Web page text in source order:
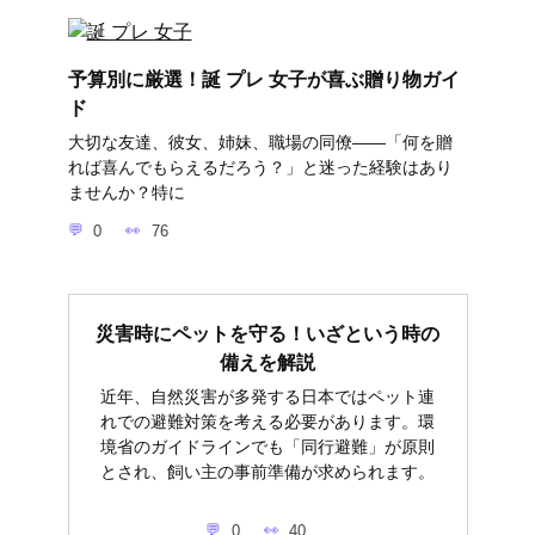
予算別に厳選！誕 プレ 女子が喜ぶ贈り物ガイ
ド
大切な友達、彼女、姉妹、職場の同僚――「何を贈
れば喜んでもらえるだろう？」と迷った経験はあり
ませんか？特に
0 76
災害時にペットを守る！いざという時の
備えを解説
近年、自然災害が多発する日本ではペット連
れでの避難対策を考える必要があります。環
境省のガイドラインでも「同行避難」が原則
とされ、飼い主の事前準備が求められます。
0 40